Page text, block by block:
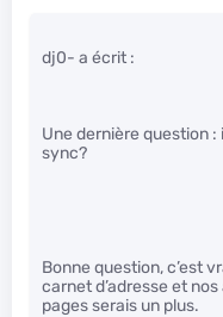
dj0- a écrit :
Une dernière question :
sync?
Bonne question, c’est
carnet d’adresse et
pages serais un plus.